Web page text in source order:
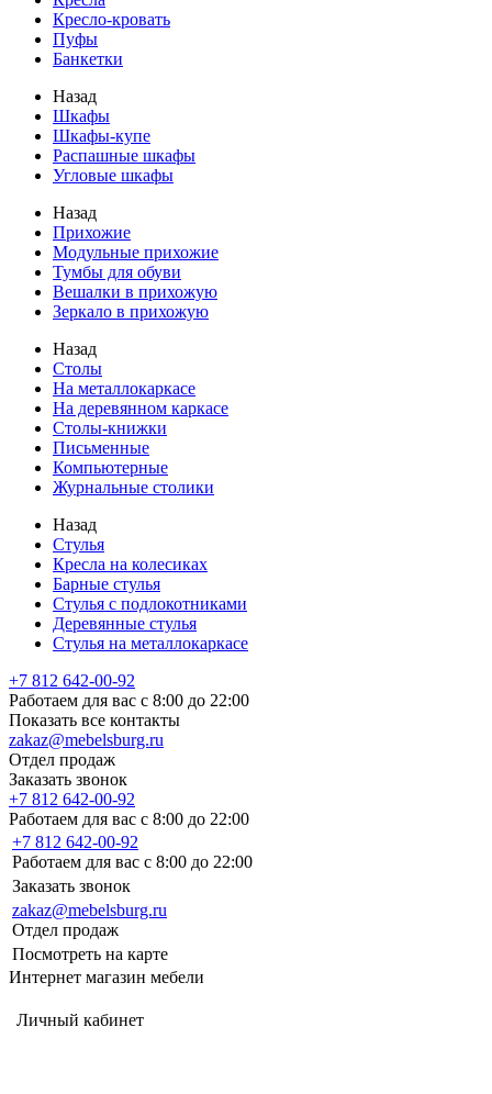
Кресло-кровать
Пуфы
Банкетки
Назад
Шкафы
Шкафы-купе
Распашные шкафы
Угловые шкафы
Назад
Прихожие
Модульные прихожие
Тумбы для обуви
Вешалки в прихожую
Зеркало в прихожую
Назад
Столы
На металлокаркасе
На деревянном каркасе
Столы-книжки
Письменные
Компьютерные
Журнальные столики
Назад
Стулья
Кресла на колесиках
Барные стулья
Стулья с подлокотниками
Деревянные стулья
Стулья на металлокаркасе
+7 812 642-00-92
Работаем для вас с 8:00 до 22:00
Показать все контакты
zakaz@mebelsburg.ru
Отдел продаж
Заказать звонок
+7 812 642-00-92
Работаем для вас с 8:00 до 22:00
+7 812 642-00-92
Работаем для вас с 8:00 до 22:00
Заказать звонок
zakaz@mebelsburg.ru
Отдел продаж
Посмотреть на карте
Интернет магазин мебели
Личный кабинет